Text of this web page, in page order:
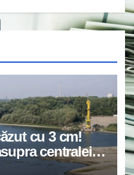
cu 3 cm!
centralei
2 riscă